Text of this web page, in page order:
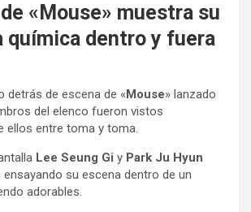
«Mouse» muestra su
química dentro y fuera
detrás de escena de «Mouse» lanzado
del elenco fueron vistos
ellos entre toma y toma.
Lee Seung Gi y Park Ju Hyun
su escena dentro de un
adorables.